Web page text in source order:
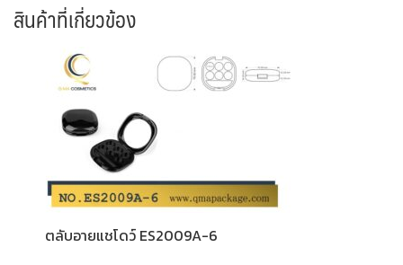
สินค้าที่เกี่ยวข้อง
ตลับอายแชโดว์ ES2009A-6